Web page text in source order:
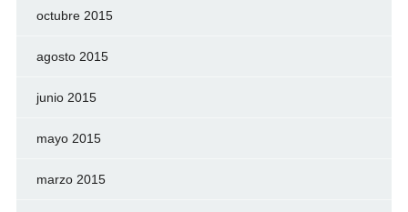
octubre 2015
agosto 2015
junio 2015
mayo 2015
marzo 2015